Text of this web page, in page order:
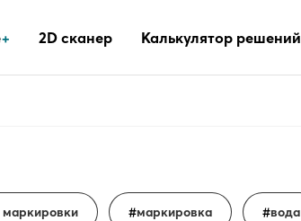
2D сканер Калькулятор решений
маркировки маркировка вода